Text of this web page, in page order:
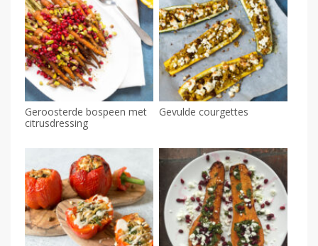
Geroosterde bospeen met
citrusdressing
Gevulde courgettes